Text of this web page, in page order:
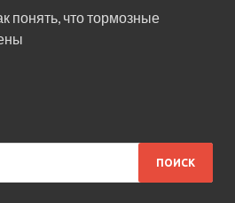
понять, что тормозные